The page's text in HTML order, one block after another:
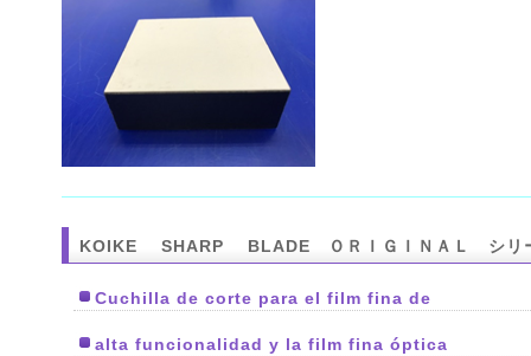
KOIKE SHARP BLADE ＯＲＩＧＩＮＡＬ シリ
Cuchilla de corte para el film fina de
alta funcionalidad y la film fina óptica